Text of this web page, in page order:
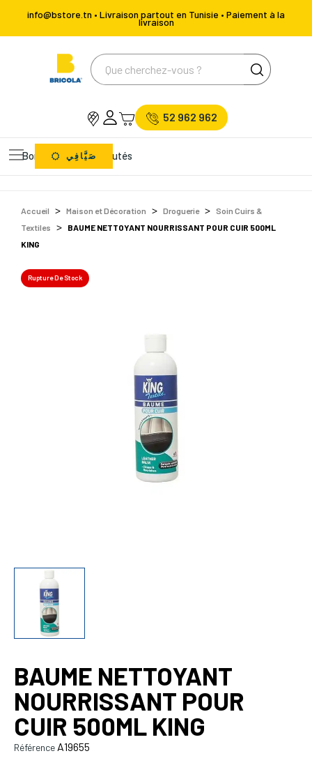
info@bstore.tn • Livraison partout en Tunisie • Paiement à la
livraison
52 962 962
Bons Plans Nouveautés
صَيَّافِي
Accueil Maison et Décoration Droguerie
Soin Cuirs &
Textiles
BAUME NETTOYANT NOURRISSANT POUR CUIR 500ML
KING
Rupture De Stock
BAUME NETTOYANT
NOURRISSANT POUR
CUIR 500ML KING
Référence A19655